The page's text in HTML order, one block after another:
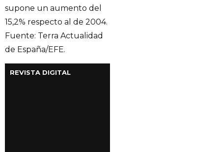
supone un aumento del
15,2% respecto al de 2004.
Fuente: Terra Actualidad
de España/EFE.
REVISTA DIGITAL